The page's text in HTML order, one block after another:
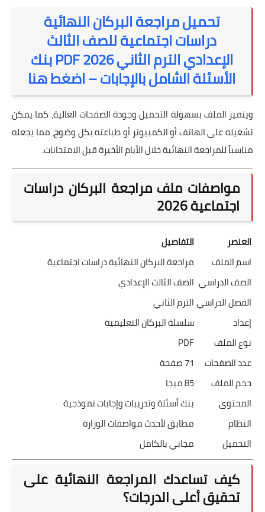
تحميل مراجعة البركان النهائية
دراسات اجتماعية للصف الثالث
الإعدادي الترم الثاني 2026 PDF بنك
الأسئلة الشامل بالإجابات – اضغط هنا
ويتميز الملف بسهولة التحميل وجودة الصفحات العالية، كما يمكن
تشغيله على الهاتف أو الكمبيوتر أو طباعته بكل وضوح، مما يجعله
مناسباً للمراجعة النهائية خلال الأيام الأخيرة قبل الامتحانات.
مواصفات ملف مراجعة البركان دراسات
اجتماعية 2026
العنصر
التفاصيل
اسم الملف
مراجعة البركان النهائية دراسات اجتماعية
الصف الدراسي الصف الثالث الإعدادي
الفصل الدراسيالترم الثاني
إعداد
سلسلة البركان التعليمية
نوع الملف
PDF
عدد الصفحات
71 صفحة
حجم الملف
85 ميجا
المحتوى
بنك أسئلة وتدريبات وإجابات نموذجية
النظام
مطابق لأحدث مواصفات الوزارة
التحميل
مجاني بالكامل
كيف تساعدك المراجعة النهائية على
تحقيق أعلى الدرجات؟